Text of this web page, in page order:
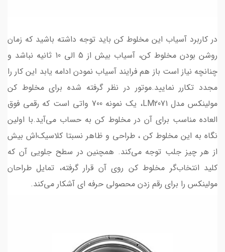
در کاربرد آسیاب این مخلوط کن باید توجه داشته باشید که زمان
روشن بودن مخلوط کن، آسیاب بیش از 5 الی 10 ثانیه نباشد و
چنانچه نیاز است باز هم فرایند آسیاب نمودن ادامه یابد این کار را
مجدد تکارر نمایید.موتور در نظر گرفته شده برای مخلوط کن
مولینکس مدل LM2071، یک نمونه 700 واتی است که رقمی فوق
العاده مناسب برای آن در مخلوط کن به حساب می‌آید.با اولین
نگاه به این مخلوط کن ، طراحی و ظاهر نسبتا کلاسیک‌اش بیش
از هر چیز جلب توجه می‌کند. همچنین در سطح جلویی آن که
کلید انتخاب‌گر مخلوط کن روی آن قرار گرفته، تمایل طراحان
مولینکس را برای رقم زدن محصولی حرفه ای آشکار می‌کند.